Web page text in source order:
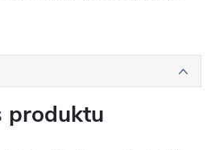
produktu